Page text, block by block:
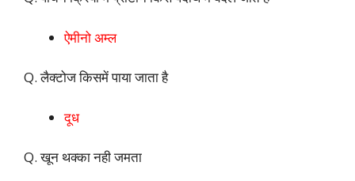
ऐमीनो अम्ल
Q. लैक्टोज किसमें पाया जाता है
दूध
Q. खून थक्का नही जमता